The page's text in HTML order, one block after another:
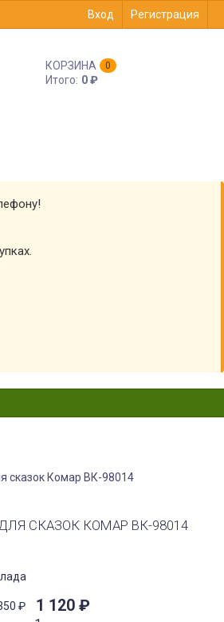
Вход Регистрация
КОРЗИНА 0
Итого: 0₽
сказок Комар ВК-98014
СКАЗОК КОМАР ВК-98014
₽ 1 120 ₽